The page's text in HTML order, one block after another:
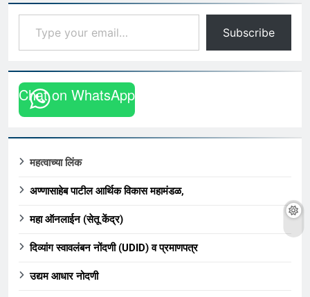
Type your email…
Subscribe
Chat on WhatsApp
महत्वाच्या लिंक
अण्णासाहेब पाटील आर्थिक विकास महामंडळ,
महा ऑनलाईन (सेतू केंद्र)
दिव्यांग स्वावलंबन नोंदणी (UDID) व प्रमाणपत्र
उद्यम आधार नोदणी